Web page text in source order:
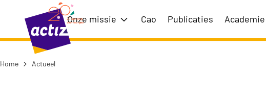
Naar hoofdinhoud
Naar menu
Naar de homepage
Onze missie Toon submenu voor Onze missie
Cao Publicaties Academie
Home Actueel